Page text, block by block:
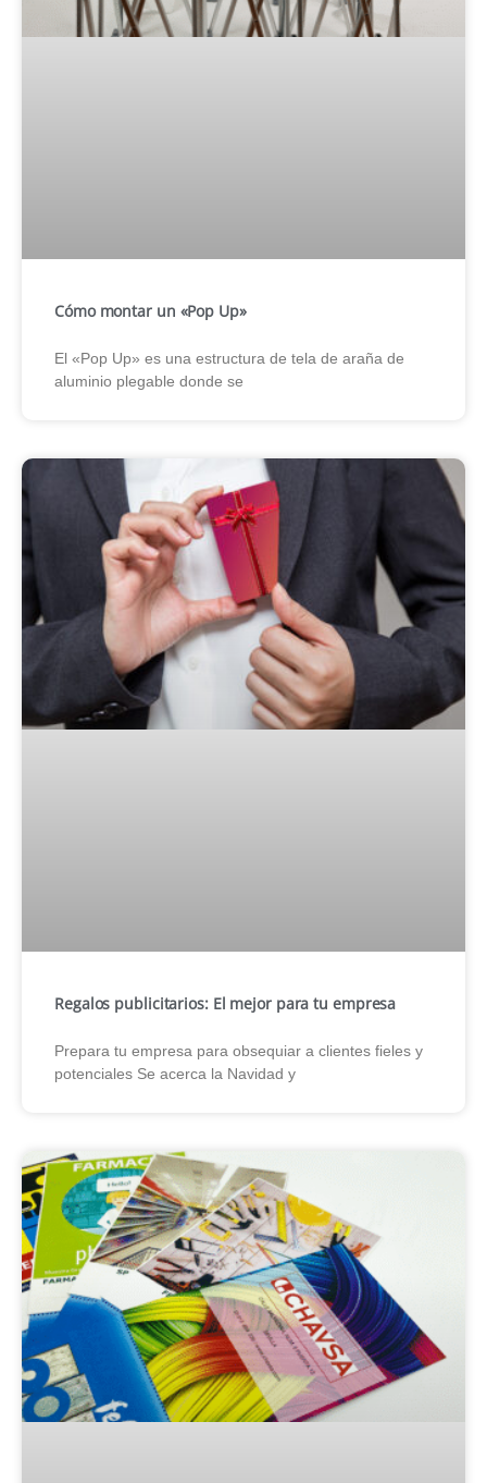
Cómo montar un «Pop Up»
El «Pop Up» es una estructura de tela de araña de
aluminio plegable donde se
Regalos publicitarios: El mejor para tu empresa
Prepara tu empresa para obsequiar a clientes fieles y
potenciales Se acerca la Navidad y